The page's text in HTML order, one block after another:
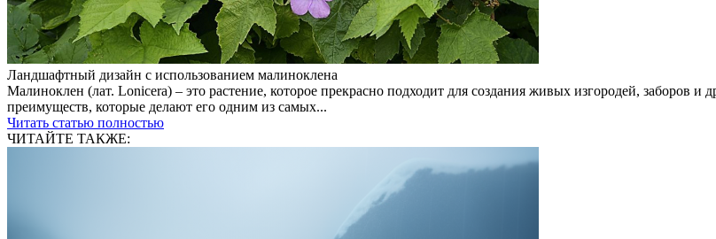
Ландшафтный дизайн с использованием малиноклена
Малиноклен (лат. Lonicera) – это растение, которое прекрасно подходит для создания живых изгородей, заборов
преимуществ, которые делают его одним из самых...
Читать статью полностью
ЧИТАЙТЕ ТАКЖЕ: